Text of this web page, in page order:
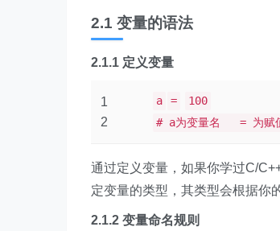
2.1 变量的语法
2.1.1 定义变量
1
2
a =
100
# a为变量名 = 为赋
通过定义变量，如果你学过C/
定变量的类型，其类型会根据你
2.1.2 变量命名规则